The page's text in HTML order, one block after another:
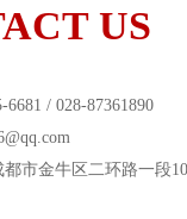
US
6681 / 028-87361890
市金牛区二环路一段